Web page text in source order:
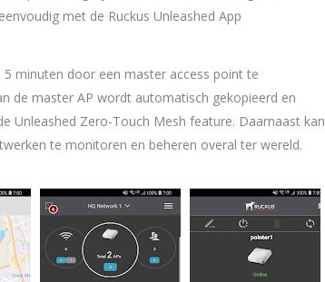
met de Ruckus Unleashed App
minuten door een master access point te
de master AP wordt automatisch gekopieerd en
Unleashed Zero-Touch Mesh feature. Daarnaast kan
te monitoren en beheren overal ter wereld.